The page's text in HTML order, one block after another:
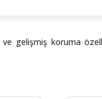
gelişmiş koruma